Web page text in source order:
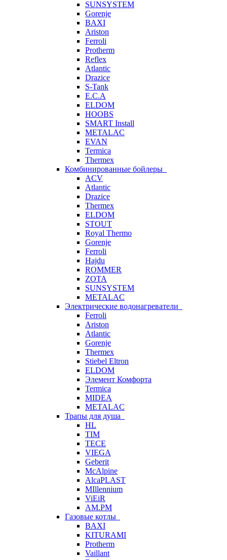
SUNSYSTEM
Gorenje
BAXI
Ariston
Ferroli
Protherm
Reflex
Atlantic
Drazice
S-Tank
E.C.A
ELDOM
HOOBS
SMART Install
METALAC
EVAN
Termica
Thermex
Комбинированные бойлеры
ACV
Atlantic
Drazice
Thermex
ELDOM
STOUT
Royal Thermo
Gorenje
Ferroli
Hajdu
ROMMER
ZOTA
SUNSYSTEM
METALAC
Электрические водонагреватели
Ferroli
Ariston
Atlantic
Gorenje
Thermex
Stiebel Eltron
ELDOM
Элемент Комфорта
Termica
MIDEA
METALAC
Трапы для душа
HL
TIM
TECE
VIEGA
Geberit
McAlpine
AlcaPLAST
MIllennium
ViEiR
AM.PM
Газовые котлы
BAXI
KITURAMI
Protherm
Vaillant